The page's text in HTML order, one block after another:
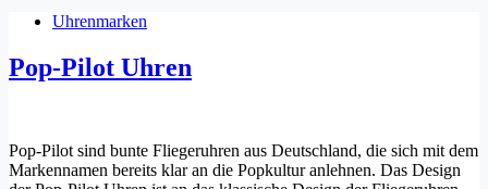
Uhrenmarken
Pop-Pilot Uhren
Pop-Pilot sind bunte Fliegeruhren aus Deutschland, die sich mit dem
Markennamen bereits klar an die Popkultur anlehnen. Das Design